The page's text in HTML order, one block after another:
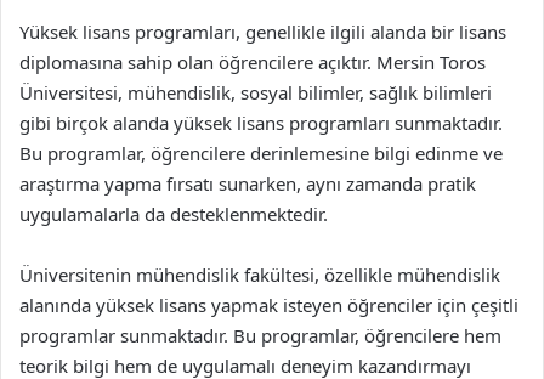
Yüksek lisans programları, genellikle ilgili alanda bir lisans
diplomasına sahip olan öğrencilere açıktır. Mersin Toros
Üniversitesi, mühendislik, sosyal bilimler, sağlık bilimleri
gibi birçok alanda yüksek lisans programları sunmaktadır.
Bu programlar, öğrencilere derinlemesine bilgi edinme ve
araştırma yapma fırsatı sunarken, aynı zamanda pratik
uygulamalarla da desteklenmektedir.
Üniversitenin mühendislik fakültesi, özellikle mühendislik
alanında yüksek lisans yapmak isteyen öğrenciler için çeşitli
programlar sunmaktadır. Bu programlar, öğrencilere hem
teorik bilgi hem de uygulamalı deneyim kazandırmayı